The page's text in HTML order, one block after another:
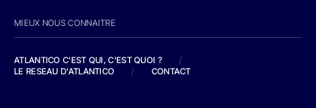
MIEUX NOUS CONNAITRE
ATLANTICO C'EST QUI, C'EST QUOI ?
/
LE RESEAU D'ATLANTICO
/ CONTACT